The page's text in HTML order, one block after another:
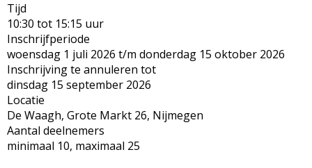
Tijd
10:30 tot 15:15 uur
Inschrijfperiode
woensdag 1 juli 2026 t/m donderdag 15 oktober 2026
Inschrijving te annuleren tot
dinsdag 15 september 2026
Locatie
De Waagh, Grote Markt 26, Nijmegen
Aantal deelnemers
minimaal 10, maximaal 25